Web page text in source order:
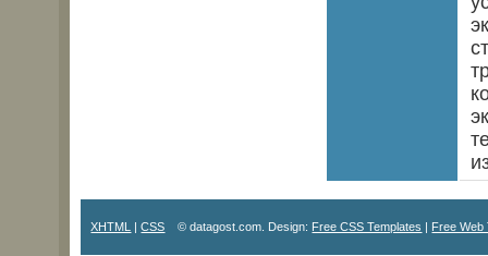
XHTML |CSS © datagost.com. Design: Free CSS Templates | Free Web